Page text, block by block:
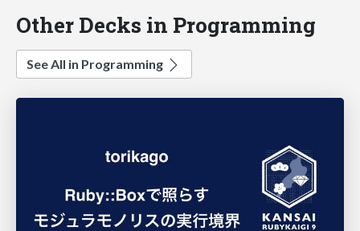
Other Decks in Programming
See All in Programming